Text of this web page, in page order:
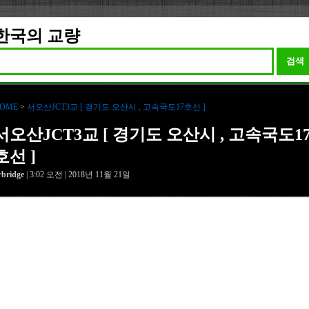
국의 교량
검색
> 서오산JCT3교 [ 경기도 오산시 , 고속국도17호선 ]
오산JCT3교 [ 경기도 오산시 , 고속국도
선 ]
| 3:02 오전 | 2018년 11월 21일